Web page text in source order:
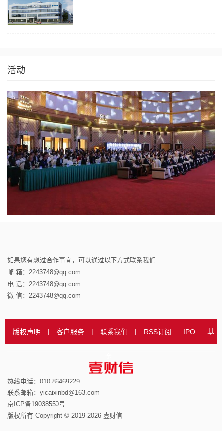
活动
如果您有想过合作事宜，可以通过以下方式联系我们
邮 箱：2243748@qq.com
电 话：2243748@qq.com
微 信：2243748@qq.com
版权声明 | 客户服务 | 联系我们 | RSS订阅: IPO 基
热线电话：010-86469229
联系邮箱：yicaixinbd@163.com
京ICP备19038550号
版权所有 Copyright © 2019-2026 壹财信